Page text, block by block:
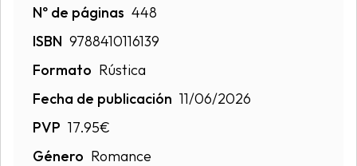
Nº de páginas 448
ISBN 9788410116139
Formato Rústica
Fecha de publicación 11/06/2026
PVP 17.95€
Género Romance